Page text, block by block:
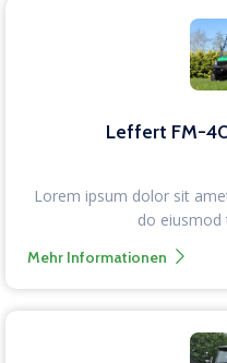
Leffert FM-
Lorem ipsum dolor sit
do eiusmod
Mehr Informationen